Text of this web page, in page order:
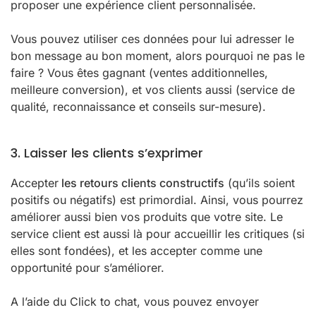
proposer une expérience client personnalisée.
Vous pouvez utiliser ces données pour lui adresser le
bon message au bon moment, alors pourquoi ne pas le
faire ? Vous êtes gagnant (ventes additionnelles,
meilleure conversion), et vos clients aussi (service de
qualité, reconnaissance et conseils sur-mesure).
3. Laisser les clients s’exprimer
Accepter les retours clients constructifs (qu’ils soient
positifs ou négatifs) est primordial. Ainsi, vous pourrez
améliorer aussi bien vos produits que votre site. Le
service client est aussi là pour accueillir les critiques (si
elles sont fondées), et les accepter comme une
opportunité pour s’améliorer.
A l’aide du Click to chat, vous pouvez envoyer